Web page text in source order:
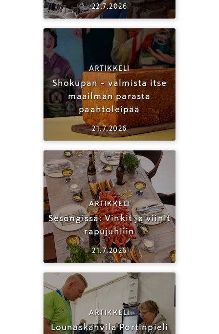
22.7.2026
ARTIKKELI
Shokupan – valmista itse
maailman parasta
paahtoleipää
21.7.2026
ARTIKKELI
Sesongissa: Vinkit ja viinit
rapujuhliin
21.7.2026
ARTIKKELI
Lounaskahvila Portinpieli